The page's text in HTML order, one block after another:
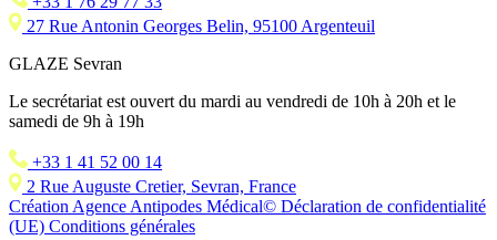
27 Rue Antonin Georges Belin, 95100 Argenteuil
GLAZE Sevran
Le secrétariat est ouvert du mardi au vendredi de 10h à 20h et le
samedi de 9h à 19h
+33 1 41 52 00 14
2 Rue Auguste Cretier, Sevran, France
Création Agence Antipodes Médical© Déclaration de confidentialité
(UE) Conditions générales